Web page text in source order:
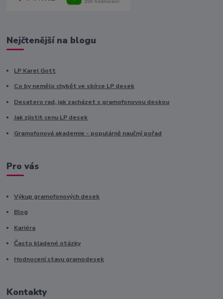
Nejčtenější na blogu
LP Karel Gott
Co by nemělo chybět ve sbírce LP desek
Desatero rad, jak zacházet s gramofonovou deskou
Jak zjistit cenu LP desek
Gramofonová akademie - populárně naučný pořad
Pro vás
Výkup gramofonových desek
Blog
Kariéra
Často kladené otázky
Hodnocení stavu gramodesek
Kontakty